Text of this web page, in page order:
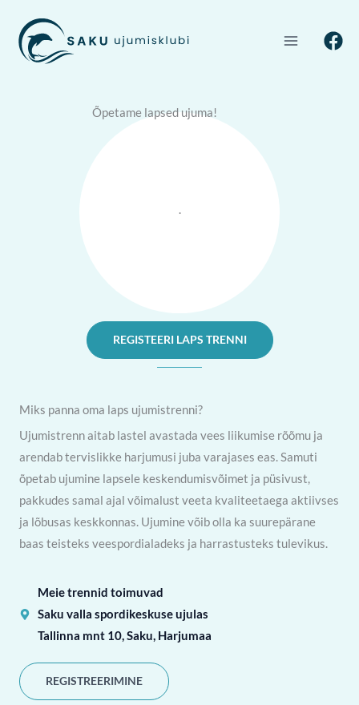
content
Õpetame lapsed ujuma!
.
REGISTEERI LAPS TRENNI
Miks panna oma laps ujumistrenni?
Ujumistrenn aitab lastel avastada vees liikumise rõõmu ja
arendab tervislikke harjumusi juba varajases eas. Samuti
õpetab ujumine lapsele keskendumisvõimet ja püsivust,
pakkudes samal ajal võimalust veeta kvaliteetaega aktiivses
ja lõbusas keskkonnas. Ujumine võib olla ka suurepärane
baas teisteks veespordialadeks ja harrastusteks tulevikus.
Meie trennid toimuvad
Saku valla spordikeskuse ujulas
Tallinna mnt 10, Saku, Harjumaa
REGISTREERIMINE